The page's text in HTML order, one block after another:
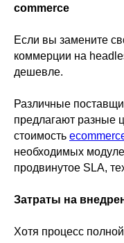
commerce
Если вы замените
коммерции на
дешевле.
Различные
предлагают разные
стоимость
необходимых
продвинутое SLA,
Затраты на
Хотя процесс